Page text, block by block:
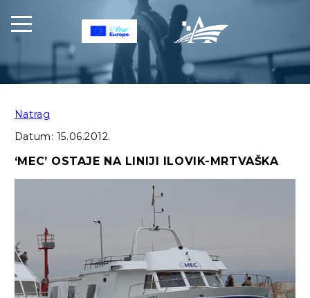
Natrag
Datum: 15.06.2012.
‘MEC’ OSTAJE NA LINIJI ILOVIK-MRTVAŠKA